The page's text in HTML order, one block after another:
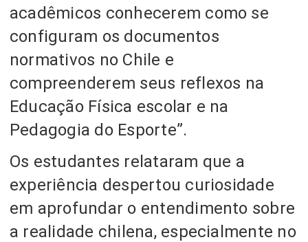
acadêmicos conhecerem como se
configuram os documentos
normativos no Chile e
compreenderem seus reflexos na
Educação Física escolar e na
Pedagogia do Esporte”.
Os estudantes relataram que a
experiência despertou curiosidade
em aprofundar o entendimento sobre
a realidade chilena, especialmente no